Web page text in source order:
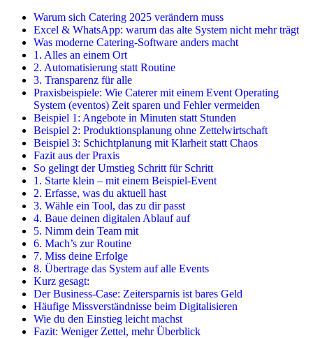
Warum sich Catering 2025 verändern muss
Excel & WhatsApp: warum das alte System nicht mehr trägt
Was moderne Catering-Software anders macht
1. Alles an einem Ort
2. Automatisierung statt Routine
3. Transparenz für alle
Praxisbeispiele: Wie Caterer mit einem Event Operating
System (eventos) Zeit sparen und Fehler vermeiden
Beispiel 1: Angebote in Minuten statt Stunden
Beispiel 2: Produktionsplanung ohne Zettelwirtschaft
Beispiel 3: Schichtplanung mit Klarheit statt Chaos
Fazit aus der Praxis
So gelingt der Umstieg Schritt für Schritt
1. Starte klein – mit einem Beispiel-Event
2. Erfasse, was du aktuell hast
3. Wähle ein Tool, das zu dir passt
4. Baue deinen digitalen Ablauf auf
5. Nimm dein Team mit
6. Mach’s zur Routine
7. Miss deine Erfolge
8. Übertrage das System auf alle Events
Kurz gesagt:
Der Business-Case: Zeitersparnis ist bares Geld
Häufige Missverständnisse beim Digitalisieren
Wie du den Einstieg leicht machst
Fazit: Weniger Zettel, mehr Überblick